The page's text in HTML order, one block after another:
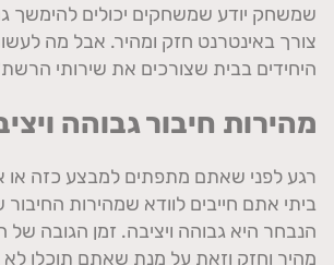
שמשחק יודע שמשחקים יכולים להימשך
צורך באינטרנט חזק ומהיר. אבל מה
היחידים בבית שצורכים את שירותי
מהירות חיבור גבוהה
רגע לפני שאתם מתפתים למבצע כזה או
ביתי אתם חייבים לוודא שמהירות
הנבחר היא גבוהה ויציבה. זמן הגובה של
מהיר וחזק וזאת על מנת שאתם תוכלו